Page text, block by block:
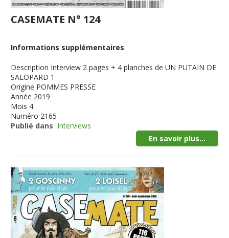
CASEMATE N° 124
Informations supplémentaires
Description Interview 2 pages + 4 planches de UN PUTAIN DE
SALOPARD 1
Origine POMMES PRESSE
Année 2019
Mois 4
Numéro 2165
Publié dans Interviews
En savoir plus...